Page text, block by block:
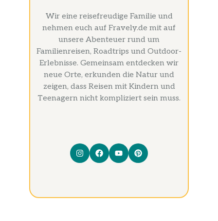
Wir eine reisefreudige Familie und
nehmen euch auf Fravely.de mit auf
unsere Abenteuer rund um
Familienreisen, Roadtrips und Outdoor-
Erlebnisse. Gemeinsam entdecken wir
neue Orte, erkunden die Natur und
zeigen, dass Reisen mit Kindern und
Teenagern nicht kompliziert sein muss.